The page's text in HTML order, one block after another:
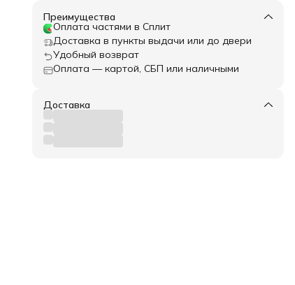
Преимущества
Оплата частями в Сплит
Доставка в пункты выдачи или до двери
Удобный возврат
Оплата — картой, СБП или наличными
Доставка